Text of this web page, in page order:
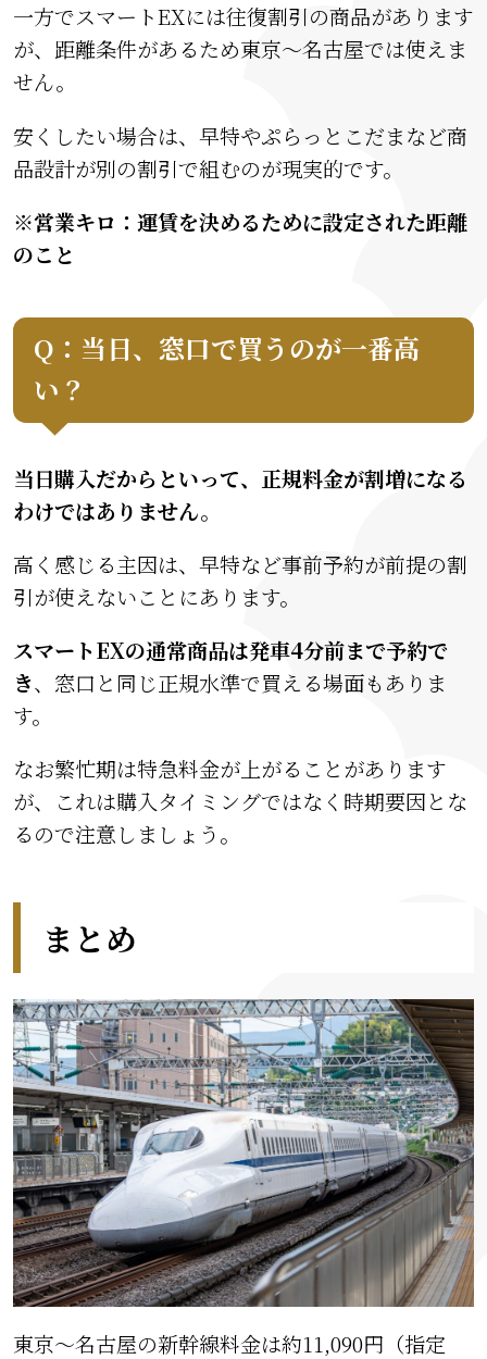
一方でスマートEXには往復割引の商品があります
が、距離条件があるため東京〜名古屋では使えま
せん。
安くしたい場合は、早特やぷらっとこだまなど商
品設計が別の割引で組むのが現実的です。
※営業キロ：運賃を決めるために設定された距離
のこと
Q：当日、窓口で買うのが一番高
い？
当日購入だからといって、正規料金が割増になる
わけではありません。
高く感じる主因は、早特など事前予約が前提の割
引が使えないことにあります。
スマートEXの通常商品は発車4分前まで予約で
き、窓口と同じ正規水準で買える場面もありま
す。
なお繁忙期は特急料金が上がることがあります
が、これは購入タイミングではなく時期要因とな
るので注意しましょう。
まとめ
東京〜名古屋の新幹線料金は約11,090円（指定